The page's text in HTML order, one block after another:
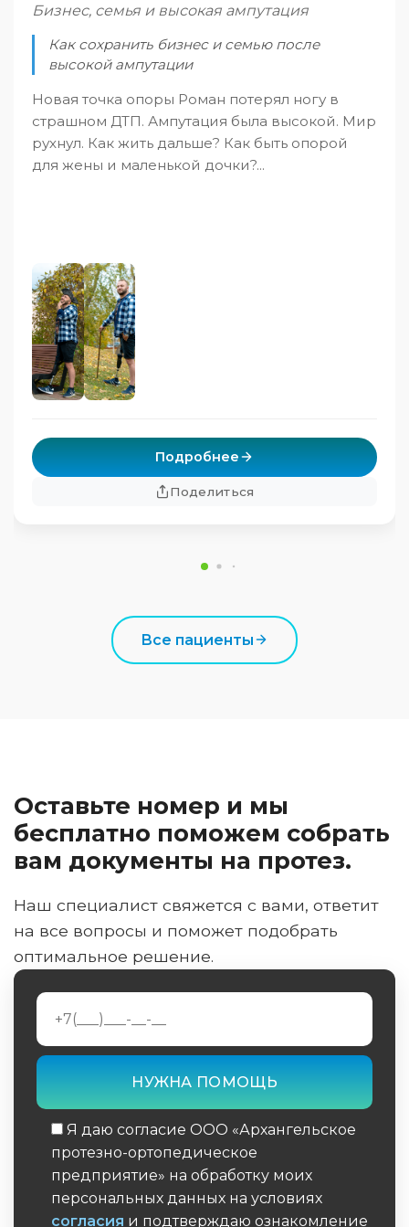
Бизнес, семья и высокая ампутация
Как сохранить бизнес и семью после
высокой ампутации
Новая точка опоры Роман потерял ногу в
страшном ДТП. Ампутация была высокой. Мир
рухнул. Как жить дальше? Как быть опорой
для жены и маленькой дочки?...
Подробнее
Поделиться
Все пациенты
Оставьте номер и мы
бесплатно поможем собрать
вам документы на протез.
Наш специалист свяжется с вами, ответит
на все вопросы и поможет подобрать
оптимальное решение.
Я даю согласие ООО «Архангельское
протезно-ортопедическое
предприятие» на обработку моих
персональных данных на условиях
согласия и подтверждаю ознакомление